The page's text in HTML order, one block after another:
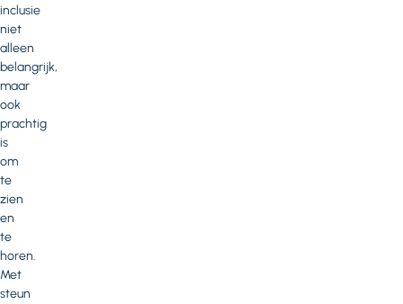
inclusie
niet
alleen
belangrijk,
maar
ook
prachtig
is
om
te
zien
en
te
horen.
Met
steun